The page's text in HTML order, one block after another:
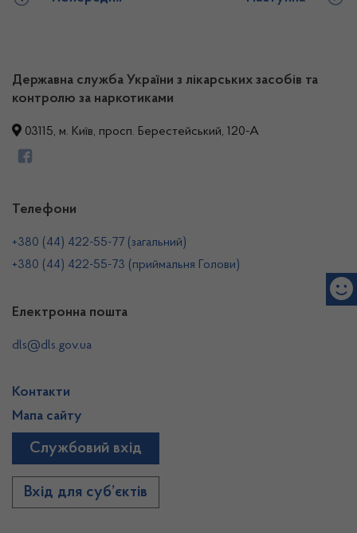
Державна служба України з лікарських засобів та
контролю за наркотиками
03115, м. Київ, просп. Берестейський, 120-А
Телефони
+380 (44) 422-55-77 (загальний)
+380 (44) 422-55-73 (приймальня Голови)
Електронна пошта
dls@dls.gov.ua
Контакти
Мапа сайту
Службовий вхід
Вхід для суб’єктів